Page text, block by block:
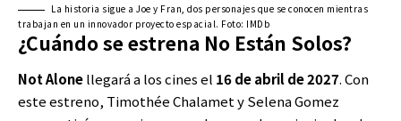
La historia sigue a Joe y Fran, dos personajes que se conocen mientras
trabajan en un innovador proyecto espacial. Foto: IMDb
¿Cuándo se estrena No Están Solos?
Not Alonellegará a los cines el 16 de abril de 2027. Con
este estreno, Timothée Chalamet y Selena Gomez